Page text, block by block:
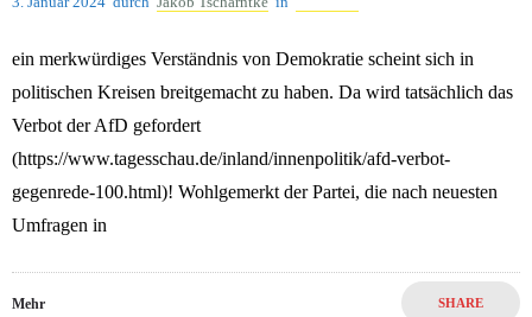
ein merkwürdiges Verständnis von Demokratie scheint sich in
politischen Kreisen breitgemacht zu haben. Da wird tatsächlich das
Verbot der AfD gefordert
(https://www.tagesschau.de/inland/innenpolitik/afd-verbot-
gegenrede-100.html)! Wohlgemerkt der Partei, die nach neuesten
Umfragen in
Mehr SHARE